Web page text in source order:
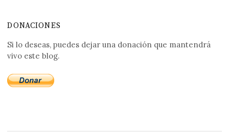
DONACIONES
Si lo deseas, puedes dejar una donación que mantendrá
vivo este blog.